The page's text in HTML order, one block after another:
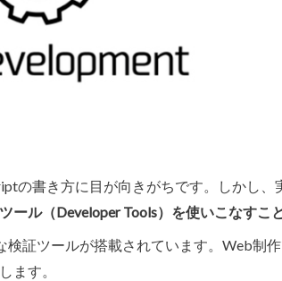
の書き方に目が向きがちです。しかし、
ール（Developer Tools）を使いこなすこ
証ツールが搭載されています。Web制
ます。